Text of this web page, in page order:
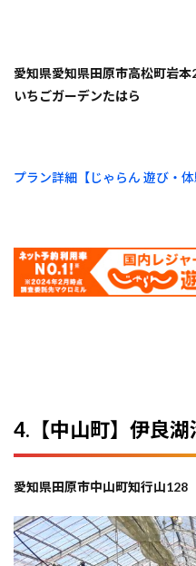
愛知県愛知県田原市高松町岩
いちごガーデンたはら
プラン詳細【じゃらん 遊び・
4.【中山町】伊良湖
愛知県田原市中山町知行山128